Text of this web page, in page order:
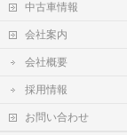
中古車情報
会社案内
会社概要
採用情報
お問い合わせ